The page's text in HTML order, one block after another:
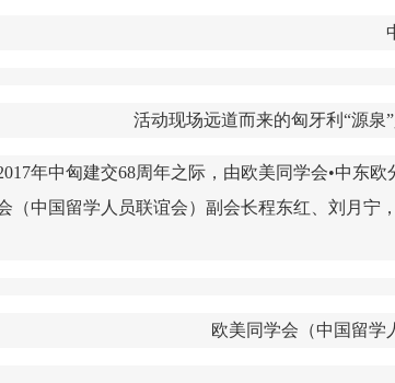
活动现场远道而来的匈牙利“源泉
年中匈建交68周年之际，由欧美同学会•中东
（中国留学人员联谊会）副会长程东红、刘月
欧美同学会（中国留学